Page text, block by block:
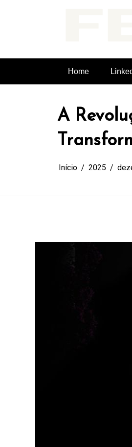
Home
A
Início 2025